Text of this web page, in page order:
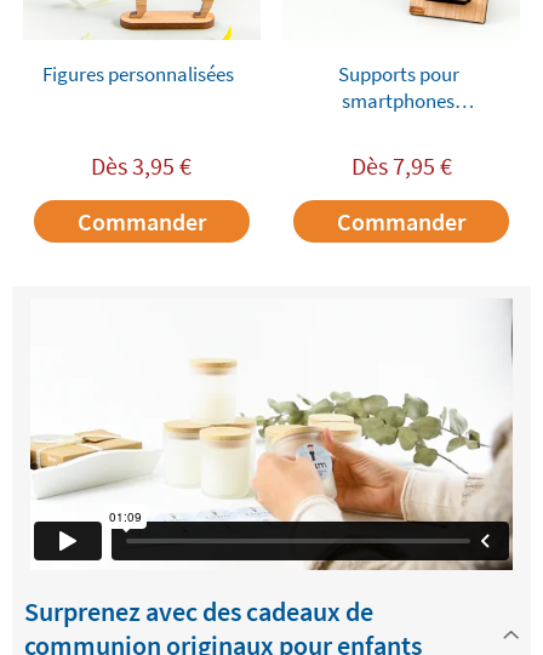
Figures personnalisées
Dès3,95 €
Commander
Supports pour
smartphones
Dès7,95 €
Commander
Surprenez avec des cadeaux de
communion originaux pour enfants